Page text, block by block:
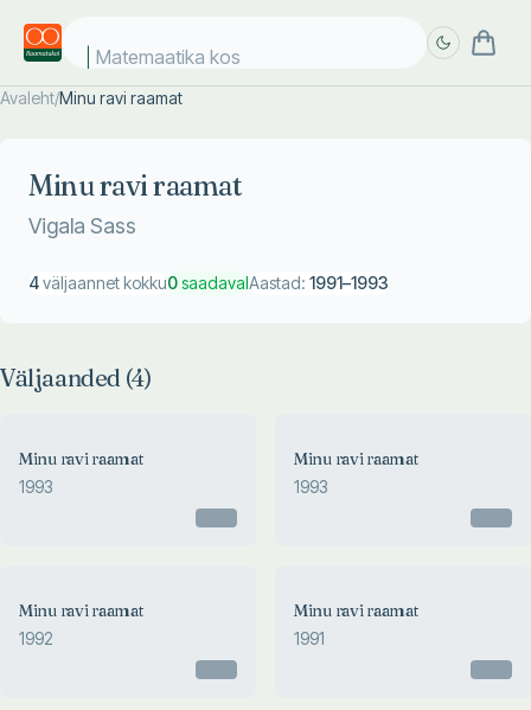
Matemaatika kosm
Avaleht/Minu ravi raamat
Minu ravi raamat
Vigala Sass
4väljaannet kokku0saadavalAastad: 1991–1993
Väljaanded (4)
Minu ravi raamat
1993
Minu ravi raamat
1993
Minu ravi raamat
1992
Minu ravi raamat
1991